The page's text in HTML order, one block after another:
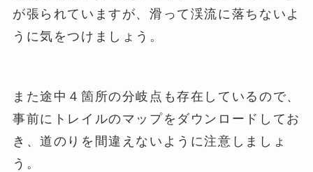
が張られていますが、滑って渓流に落ちないよ
うに気をつけましょう。
また途中４箇所の分岐点も存在しているので、
事前にトレイルのマップをダウンロードしてお
き、道のりを間違えないように注意しましょ
う。